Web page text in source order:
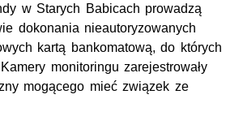
w Starych Babicach prowadzą
dokonania nieautoryzowanych
kartą bankomatową, do których
monitoringu zarejestrowały
mogącego mieć związek ze